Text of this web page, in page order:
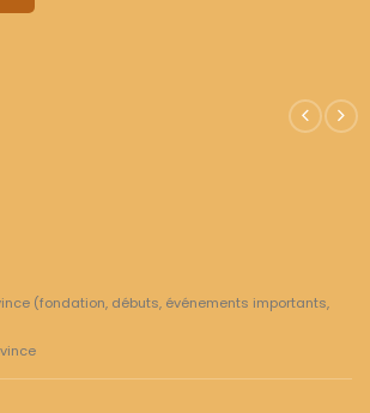
(fondation, débuts, événements importants,